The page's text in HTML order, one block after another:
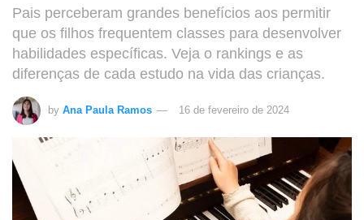
Pais perceberam grandes benefícios aos permitir
que os filhos frequentem classes para desenvolver
habilidades específicas. Veja o rankings e as
diferenças de cada estudo na vida das crianças.
by Ana Paula Ramos 16 de fevereiro de 2024